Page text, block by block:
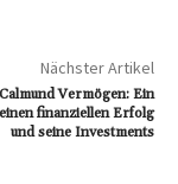
Nächster Artikel
Vermögen: Ein
finanziellen Erfolg
und seine Investments